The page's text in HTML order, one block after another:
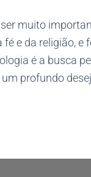
muito
e da religião, e
é a busca
profundo